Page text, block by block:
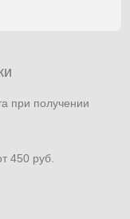
при получении
450 руб.